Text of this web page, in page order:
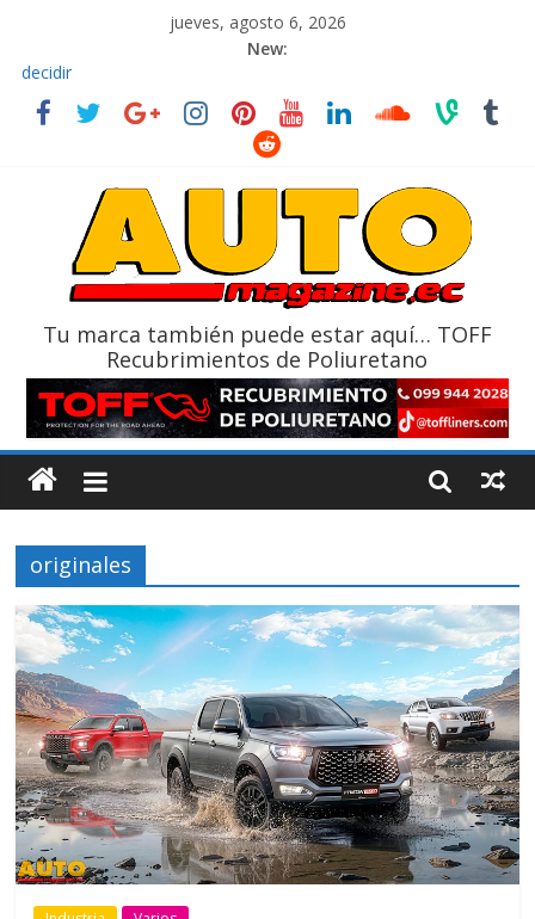
jueves, agosto 6, 2026
New:
El costo de tener un vehículo gana protagonismo a la hora de
decidir
Ultima película ‘Spider‑Man: Brand New Day’ pone en escena a
La Vuelta al Ecuador 2026, edición 47ª, recorre 7 provincias en 8
La FEDAK recibe 12 Sinotruk Bolden para cubrir las rutas de La
Tu marca también puede estar aquí… TOFF
Recubrimientos de Poliuretano
originales